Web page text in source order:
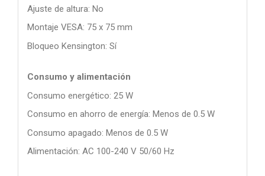
Ajuste de altura: No
Montaje VESA: 75 x 75 mm
Bloqueo Kensington: Sí
Consumo y alimentación
Consumo energético: 25 W
Consumo en ahorro de energía: Menos de 0.5 W
Consumo apagado: Menos de 0.5 W
Alimentación: AC 100-240 V 50/60 Hz